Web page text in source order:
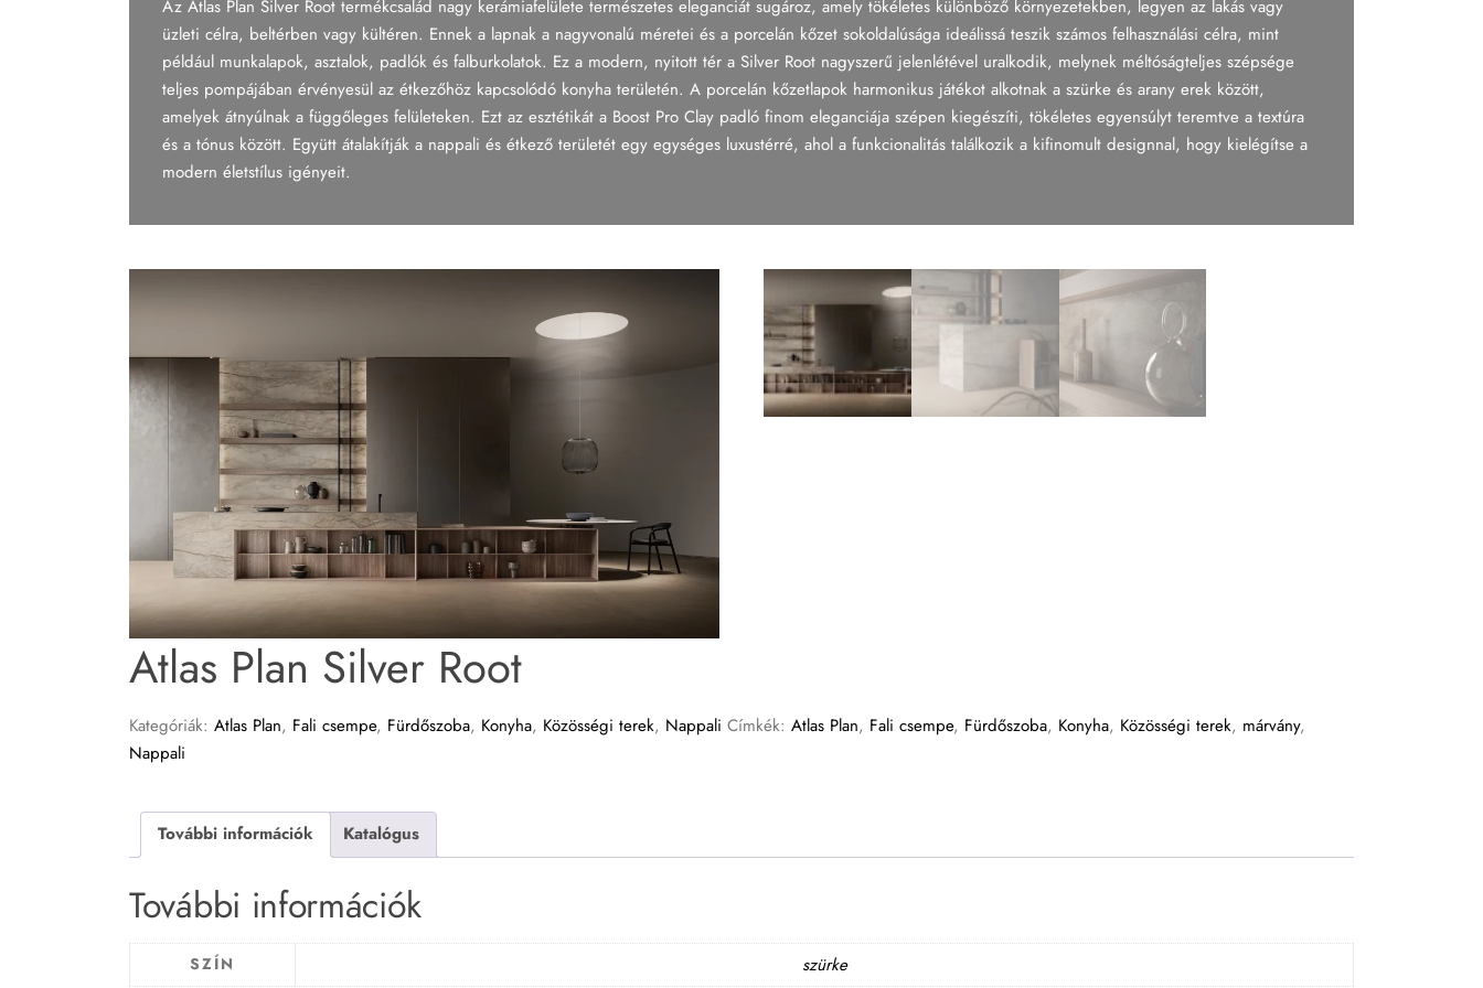
Tapéta
Tégla
Az Atlas Plan Silver Root termékcsalád nagy kerámiafelülete természetes eleganciát sugároz, amely tökéletes különböző környezetekben, legyen az lakás vagy
üzleti célra, beltérben vagy kültéren. Ennek a lapnak a nagyvonalú méretei és a porcelán kőzet sokoldalúsága ideálissá teszik számos felhasználási célra, mint
például munkalapok, asztalok, padlók és falburkolatok. Ez a modern, nyitott tér a Silver Root nagyszerű jelenlétével uralkodik, melynek méltóságteljes szépsége
teljes pompájában érvényesül az étkezőhöz kapcsolódó konyha területén. A porcelán kőzetlapok harmonikus játékot alkotnak a szürke és arany erek között,
amelyek átnyúlnak a függőleges felületeken. Ezt az esztétikát a Boost Pro Clay padló finom eleganciája szépen kiegészíti, tökéletes egyensúlyt teremtve a textúra
és a tónus között. Együtt átalakítják a nappali és étkező területét egy egységes luxustérré, ahol a funkcionalitás találkozik a kifinomult designnal, hogy kielégítse a
modern életstílus igényeit.
Atlas Plan Silver Root
Kategóriák: Atlas Plan, Fali csempe, Fürdőszoba, Konyha, Közösségi terek, Nappali Címkék: Atlas Plan, Fali csempe, Fürdőszoba, Konyha, Közösségi terek, márvány,
Nappali
További információk Katalógus
További információk
SZÍN szürke